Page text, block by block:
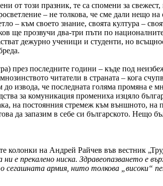
от този празник, те са спомени за
– не толкова, че сме дали нещо
– към своето знание, своята култура –
ще прозвучи два-три пъти по
дежурно ученици и студенти, но
през последните години – къде под
читатели в страната – кога
извода, че последната голяма промяна
за комуникация промениха изцяло
на постоянния стремеж към външното, на
да запазим в себе си българското. Нещо
колонки на Андрей Райчев във вестник
е прекалено ниска. Здравеопазването е
армия, нито толкова „високи“